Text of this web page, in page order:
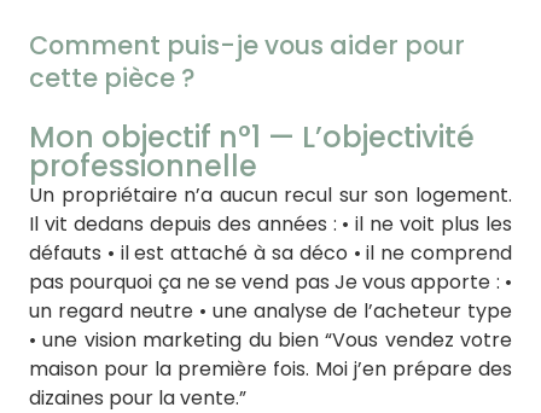
Comment puis-je vous aider pour
cette pièce ?
Mon objectif n°1 — L’objectivité
professionnelle
Un propriétaire n’a aucun recul sur son logement.
Il vit dedans depuis des années : • il ne voit plus les
défauts • il est attaché à sa déco • il ne comprend
pas pourquoi ça ne se vend pas Je vous apporte : •
un regard neutre • une analyse de l’acheteur type
• une vision marketing du bien “Vous vendez votre
maison pour la première fois. Moi j’en prépare des
dizaines pour la vente.”